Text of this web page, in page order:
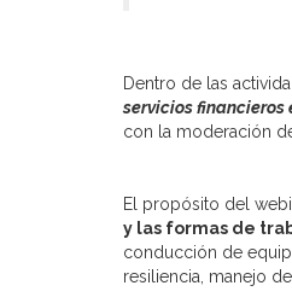
Dentro de las
servicios financieros
con la moderación
El propósito del
y las formas de
conducción de
resiliencia, manejo